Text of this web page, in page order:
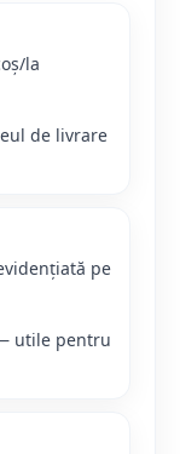
la
de livrare
pe
utile pentru